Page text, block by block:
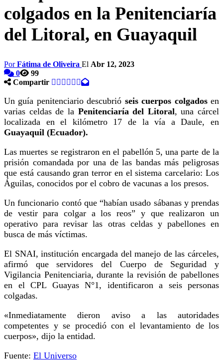
colgados en la Penitenciaría
del Litoral, en Guayaquil
PorFátima de Oliveira El Abr 12, 2023
0
99
Compartir
Un guía penitenciario descubrió seis cuerpos colgadosen
varias celdas de la Penitenciaría del Litoral, una cárcel
localizada en el kilómetro 17 de la vía a Daule, en
Guayaquil (Ecuador).
Las muertes se registraron en el pabellón 5, una parte de la
prisión comandada por una de las bandas más peligrosas
que está causando gran terror en el sistema carcelario: Los
Águilas, conocidos por el cobro de vacunas a los presos.
Un funcionario contó que “habían usado sábanas y prendas
de vestir para colgar a los reos” y que realizaron un
operativo para revisar las otras celdas y pabellones en
busca de más víctimas.
El SNAI, institución encargada del manejo de las cárceles,
afirmó que servidores del Cuerpo de Seguridad y
Vigilancia Penitenciaria, durante la revisión de pabellones
en el CPL Guayas N°1, identificaron a seis personas
colgadas.
«Inmediatamente dieron aviso a las autoridades
competentes y se procedió con el levantamiento de los
cuerpos», dijo la entidad.
Fuente: El Universo